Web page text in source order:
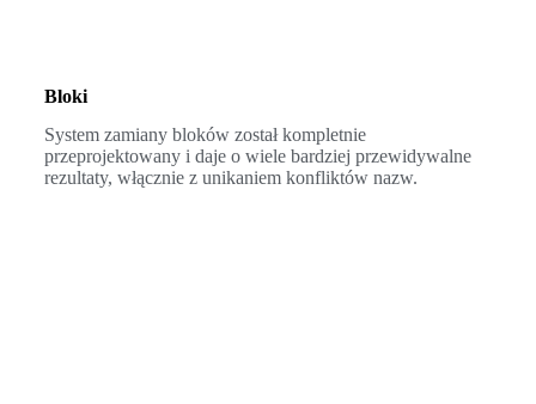
Bloki
System zamiany bloków został kompletnie
przeprojektowany i daje o wiele bardziej przewidywalne
rezultaty, włącznie z unikaniem konfliktów nazw.